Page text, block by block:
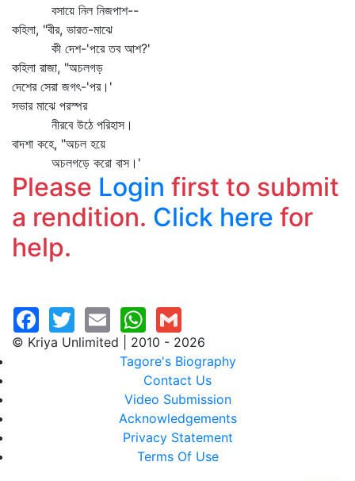
বসায়ে নিল নিজপাশ--
কহিলা, "বীর, ভারত-মাঝে
কী দেশ-'পরে তব আশ?'
কহিলা রাজা, "অচলগড়
দেশের সেরা জগৎ-'পর।'
সভার মাঝে পরস্পর
নীরবে উঠে পরিহাস।
বাদশা কহে, "অচল হয়ে
অচলগড়ে করো বাস।'
Please Login first to submit
a rendition. Click here for
help.
© Kriya Unlimited | 2010 - 2026
Tagore's Biography
Contact Us
Video Submission
Acknowledgements
Privacy Statement
Terms Of Use